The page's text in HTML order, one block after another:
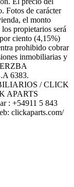
Fotos de carácter
el monto
propietarios será
ciento (4,15%)
prohibido cobrar
inmobiliarias y
6383.
/ CLICK
APARTS
: +54911 5 843
clickaparts.com/